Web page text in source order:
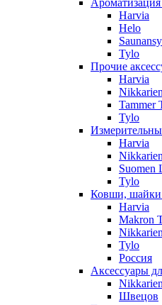
Harvia
Helo
Tylo
Прочие
Harvia
Tammer
Tylo
Harvia
Suomen
Tylo
Ковши, шайки
Harvia
Makron
Tylo
Россия
Аксессуары
Швецов